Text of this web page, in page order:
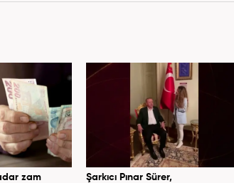
zam
Şarkıcı Pınar Sürer,